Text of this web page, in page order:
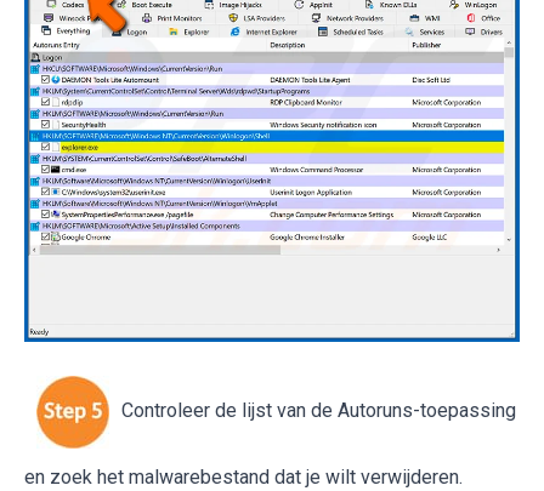
Controleer de lijst van de Autoruns-toepassing
en zoek het malwarebestand dat je wilt verwijderen.